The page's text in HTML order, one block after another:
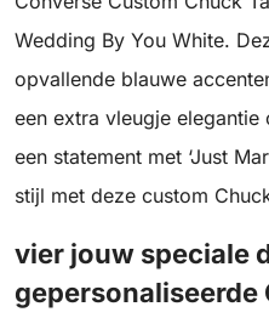
Wedding By You White.
opvallende blauwe
een extra vleugje
een statement met ‘Just
stijl met deze custom
vier jouw speciale
gepersonaliseerde